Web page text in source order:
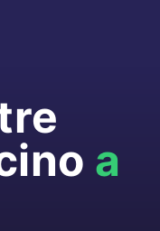
a